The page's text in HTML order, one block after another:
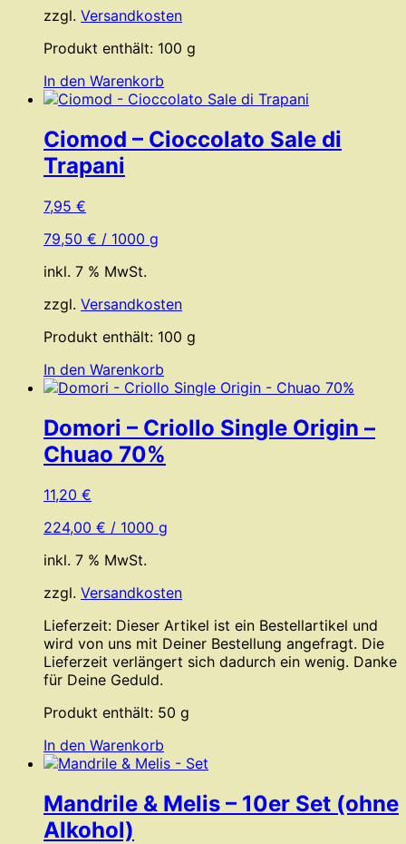
zzgl. Versandkosten
Produkt enthält: 100 g
In den Warenkorb
Ciomod – Cioccolato Sale di
Trapani
7,95 €
79,50 € / 1000 g
inkl. 7 % MwSt.
zzgl. Versandkosten
Produkt enthält: 100 g
In den Warenkorb
Domori – Criollo Single Origin –
Chuao 70%
11,20 €
224,00 € / 1000 g
inkl. 7 % MwSt.
zzgl. Versandkosten
Lieferzeit: Dieser Artikel ist ein Bestellartikel und
wird von uns mit Deiner Bestellung angefragt. Die
Lieferzeit verlängert sich dadurch ein wenig. Danke
für Deine Geduld.
Produkt enthält: 50 g
In den Warenkorb
Mandrile & Melis – 10er Set (ohne
Alkohol)